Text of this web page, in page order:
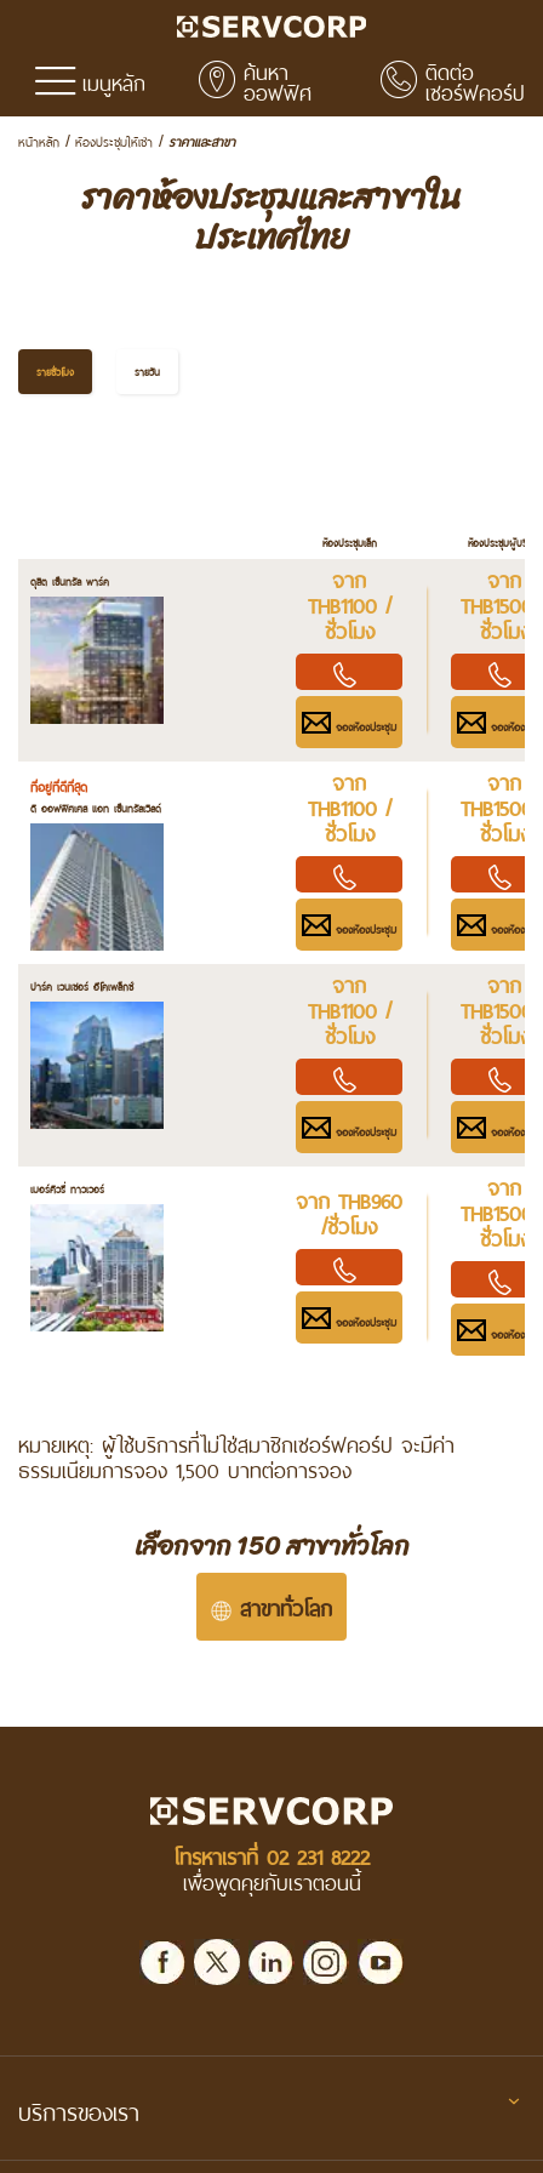
เมนูหลัก ค้นหา
ออฟฟิศ
ติดต่อ
เซอร์ฟคอร์ป
หน้าหลัก / ห้องประชุมให้เช่า / ราคาและสาขา
ราคาห้องประชุมและสาขาใน
ประเทศไทย
รายชั่วโมง รายวัน
ห้องประชุมเล็ก ห้องประชุมผู้บริหาร
จาก
THB1100 /
ชั่วโมง
จองห้องประชุม
จาก
ชั่วโมง
จองห้องปร
จาก
THB1100 /
ชั่วโมง
จองห้องประชุม
จาก
ชั่วโมง
จองห้องปร
จาก
THB1100 /
ชั่วโมง
จองห้องประชุม
จาก
ชั่วโมง
จองห้องปร
จาก THB960
/ชั่วโมง
จองห้องประชุม
จาก
ชั่วโมง
จองห้องปร
ดุสิต เซ็นทรัล พาร์ค
ที่อยู่ที่ดีที่สุด
ดิ ออฟฟิศเศส แอท เซ็นทรัลเวิลด์
ปาร์ค เวนเชอร์ อีโคเพล็กซ์
เมอร์คิวรี่ ทาวเวอร์
หมายเหตุ: ผู้ใช้บริการที่ไม่ใช่สมาชิกเซอร์ฟคอร์ป จะมีค่า
ธรรมเนียมการจอง 1,500 บาทต่อการจอง
เลือกจาก 150 สาขาทั่วโลก
สาขาทั่วโลก
โทรหาเราที่ 02 231 8222
เพื่อพูดคุยกับเราตอนนี้
บริการของเรา